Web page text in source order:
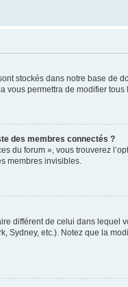
stockés dans notre base de
vous permettra de modifier
des membres connectés ?
du forum », vous trouverez
membres invisibles.
différent de celui dans lequel
Sydney, etc.). Notez que la